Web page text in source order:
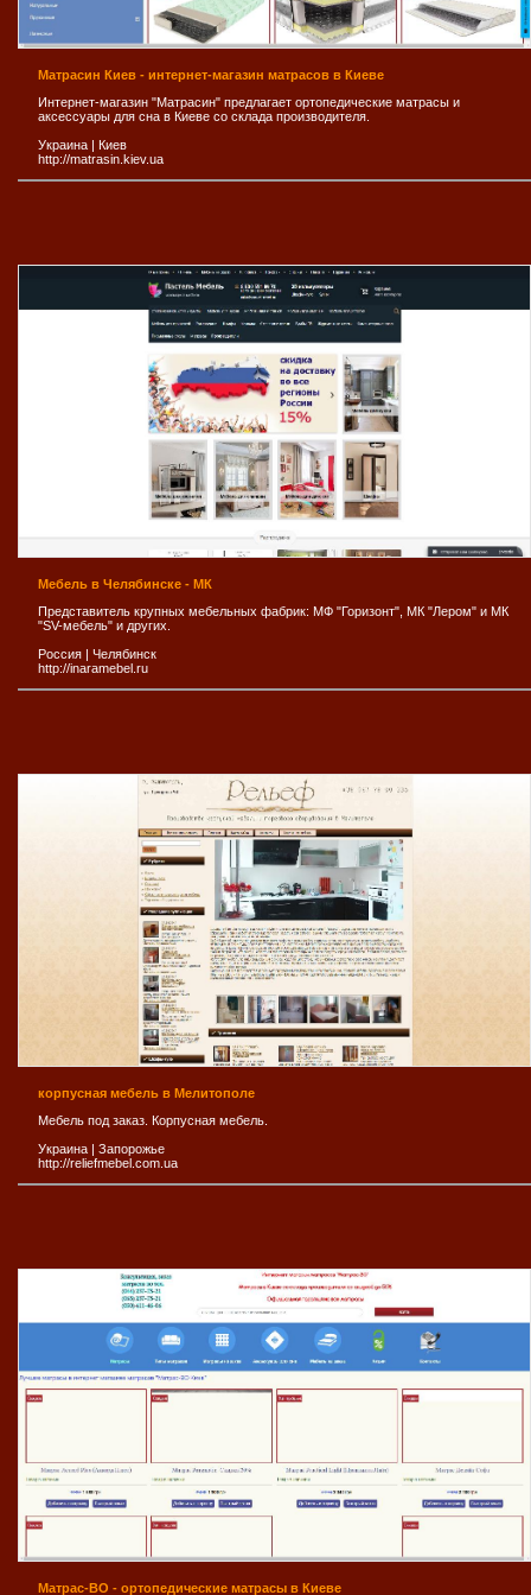
Матрасин Киев - интернет-магазин матрасов в Киеве
Интернет-магазин "Матрасин" предлагает ортопедические матрасы и
аксессуары для сна в Киеве со склада производителя.
Украина
Киев
http://matrasin.kiev.ua
Мебель в Челябинске - МК
Представитель крупных мебельных фабрик: МФ "Горизонт", МК "Лером" и МК
"SV-мебель" и других.
Россия
Челябинск
http://inaramebel.ru
корпусная мебель в Мелитополе
Мебель под заказ. Корпусная мебель.
Украина | Запорожье
http://reliefmebel.com.ua
Матрас-ВО - ортопедические матрасы в Киеве